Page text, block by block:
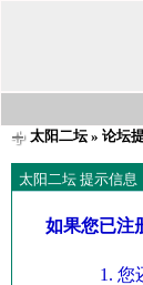
太阳二坛» 论坛
太阳二坛 提示信息
如果您已注
您